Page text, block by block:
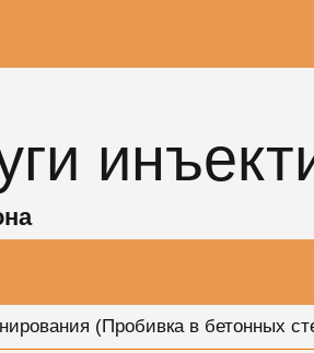
(Пробивка в бетонных